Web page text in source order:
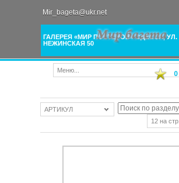
Mir_bageta@ukr.net
ГАЛЕРЕЯ «МИР ПОСТЕРОВ» ОДЕССА, УЛ.
НЕЖИНСКАЯ 50
Меню... 0
АРТИКУЛ
12 на стр.